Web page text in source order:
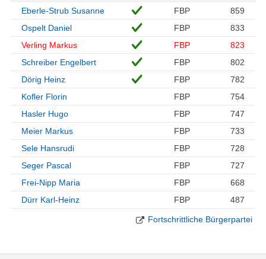
Eberle-Strub Susanne
FBP
859
Ospelt Daniel
FBP
833
Verling Markus
FBP
823
Schreiber Engelbert
FBP
802
Dörig Heinz
FBP
782
Kofler Florin
FBP
754
Hasler Hugo
FBP
747
Meier Markus
FBP
733
Sele Hansrudi
FBP
728
Seger Pascal
FBP
727
Frei-Nipp Maria
FBP
668
Dürr Karl-Heinz
FBP 487
Fortschrittliche Bürgerpartei